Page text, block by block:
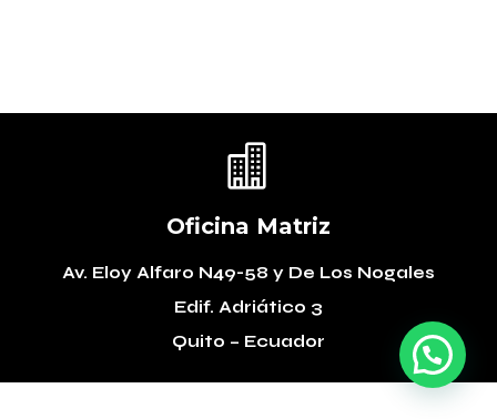

Oficina Matriz
Av. Eloy Alfaro N49-58 y De Los Nogales
Edif. Adriático 3
Quito – Ecuador